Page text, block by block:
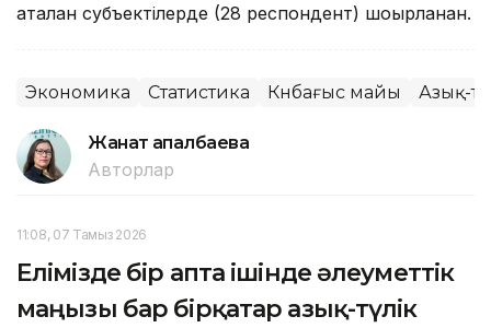
аталған субъектілерде (28 респондент) шоғырланған.
Экономика Статистика Күнбағыс майы Азық-
Жанат Қапалбаева
Авторлар
11:08, 07 Тамыз 2026
Елімізде бір апта ішінде әлеуметтік
маңызы бар бірқатар азық-түлік